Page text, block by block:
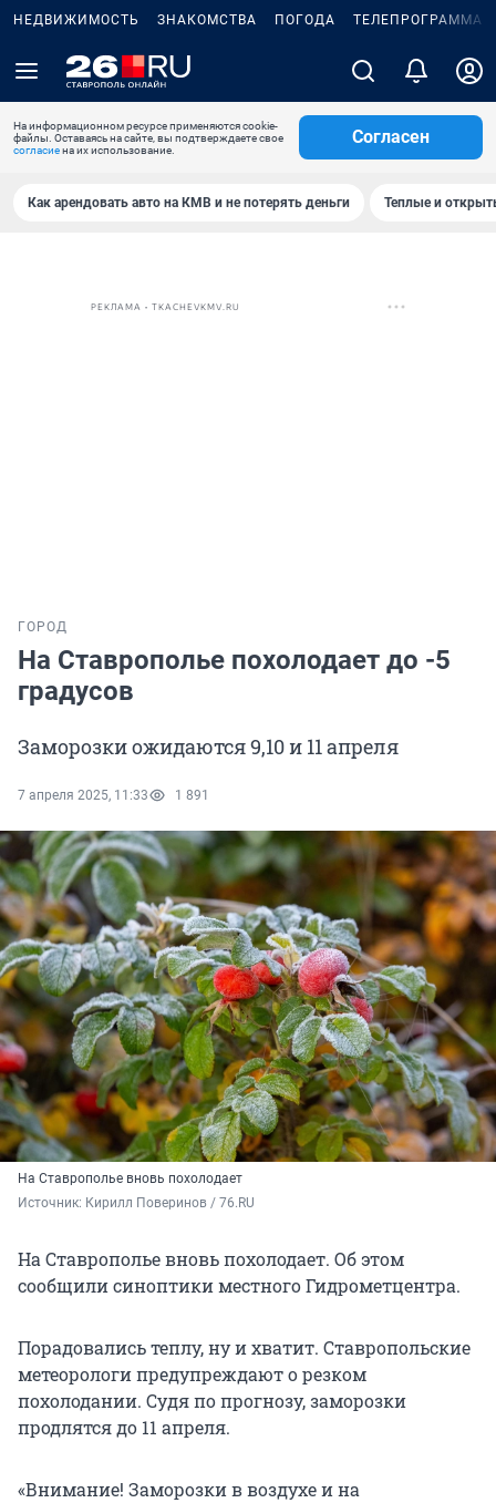
НЕДВИЖИМОСТЬ ЗНАКОМСТВА ПОГОДА ТЕЛЕПРОГРАММА
На информационном ресурсе применяются cookie-
файлы. Оставаясь на сайте, вы подтверждаете свое
согласиена их использование.
Согласен
Как арендовать авто на КМВ и не потерять деньги Теплые и
РЕКЛАМА • TKACHEVKMV.RU
ГОРОД
На Ставрополье похолодает до -5
градусов
Заморозки ожидаются 9,10 и 11 апреля
7 апреля 2025, 11:33 1 891
На Ставрополье вновь похолодает
Источник: Кирилл Поверинов / 76.RU
На Ставрополье вновь похолодает. Об этом
сообщили синоптики местного Гидрометцентра.
Порадовались теплу, ну и хватит. Ставропольские
метеорологи предупреждают о резком
похолодании. Судя по прогнозу, заморозки
продлятся до 11 апреля.
«Внимание! Заморозки в воздухе и на